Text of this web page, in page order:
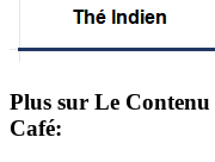
Plus sur Le Contenu
Café: